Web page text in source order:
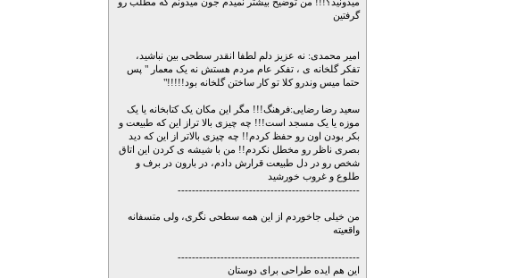
میدونید؟!!! من توضیح بیشتر نمیدم جون میدونم که مطلب رو
گرفتین
امیر محمدی: نه عزیز دلم لطفا انقدر سطحی بین نباشید،
تفکر گلخانه ی ، تفکر عام مردم هستش نه یک معمار " پس
حتما میس وندرو کلا تو کار ساختن گلخانه بود!!!!!"
سعید رضا رضایی:فرهنگ!!! مگر این مکان یک کتابخانه یا یک
موزه یا یک مسجد است!!! چه چیزی بالا تراز این که طبیعت و
بکر بودن اون رو حفظ کردم!! چه چیزی بالاتر از این که دید
بصری ناظر رو مخطل نکردم!! من با شیشه ی کردن این اتاق
شخص رو در دل طبیعت قرارش دادم، در بارون در برف و
طلوع و غروب خورشید
---------------------------------------------------
من خیلی جاخوردم از این همه سطحی نگری، ولی متسفانه
واقعیته
---------------------------------------------------
این هم ایده طراحی برای دوستان